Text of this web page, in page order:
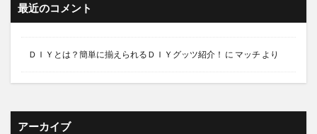
最近のコメント
ＤＩＹとは？簡単に揃えられるＤＩＹグッツ紹介！ に マッチ より
アーカイブ